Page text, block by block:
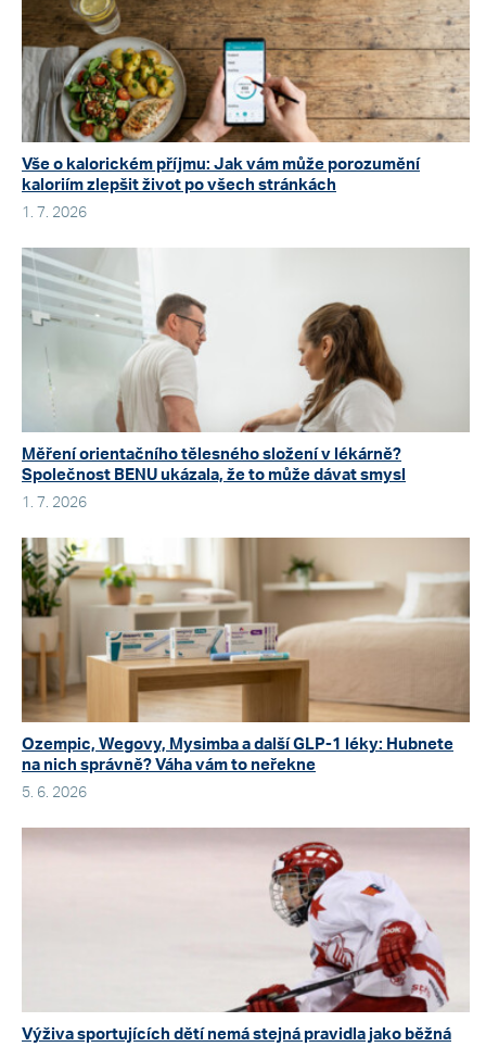
Vše o kalorickém příjmu: Jak vám může porozumění
kaloriím zlepšit život po všech stránkách
1. 7. 2026
Měření orientačního tělesného složení v lékárně?
Společnost BENU ukázala, že to může dávat smysl
1. 7. 2026
Ozempic, Wegovy, Mysimba a další GLP-1 léky: Hubnete
na nich správně? Váha vám to neřekne
5. 6. 2026
Výživa sportujících dětí nemá stejná pravidla jako běžná